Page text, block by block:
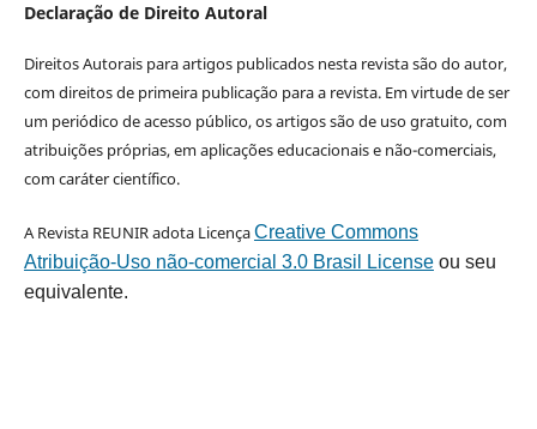
Declaração de Direito Autoral
Direitos Autorais para artigos publicados nesta revista são do autor,
com direitos de primeira publicação para a revista. Em virtude de ser
um periódico de acesso público, os artigos são de uso gratuito, com
atribuições próprias, em aplicações educacionais e não-comerciais,
com caráter científico.
A Revista REUNIR adota LicençaCreative Commons
Atribuição-Uso não-comercial 3.0 Brasil Licenseou seu
equivalente.